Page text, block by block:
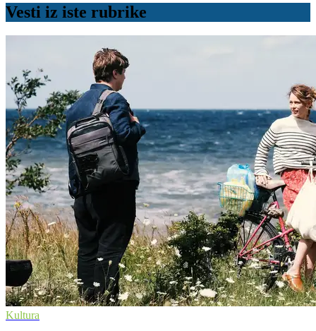
Vesti iz iste rubrike
Kultura